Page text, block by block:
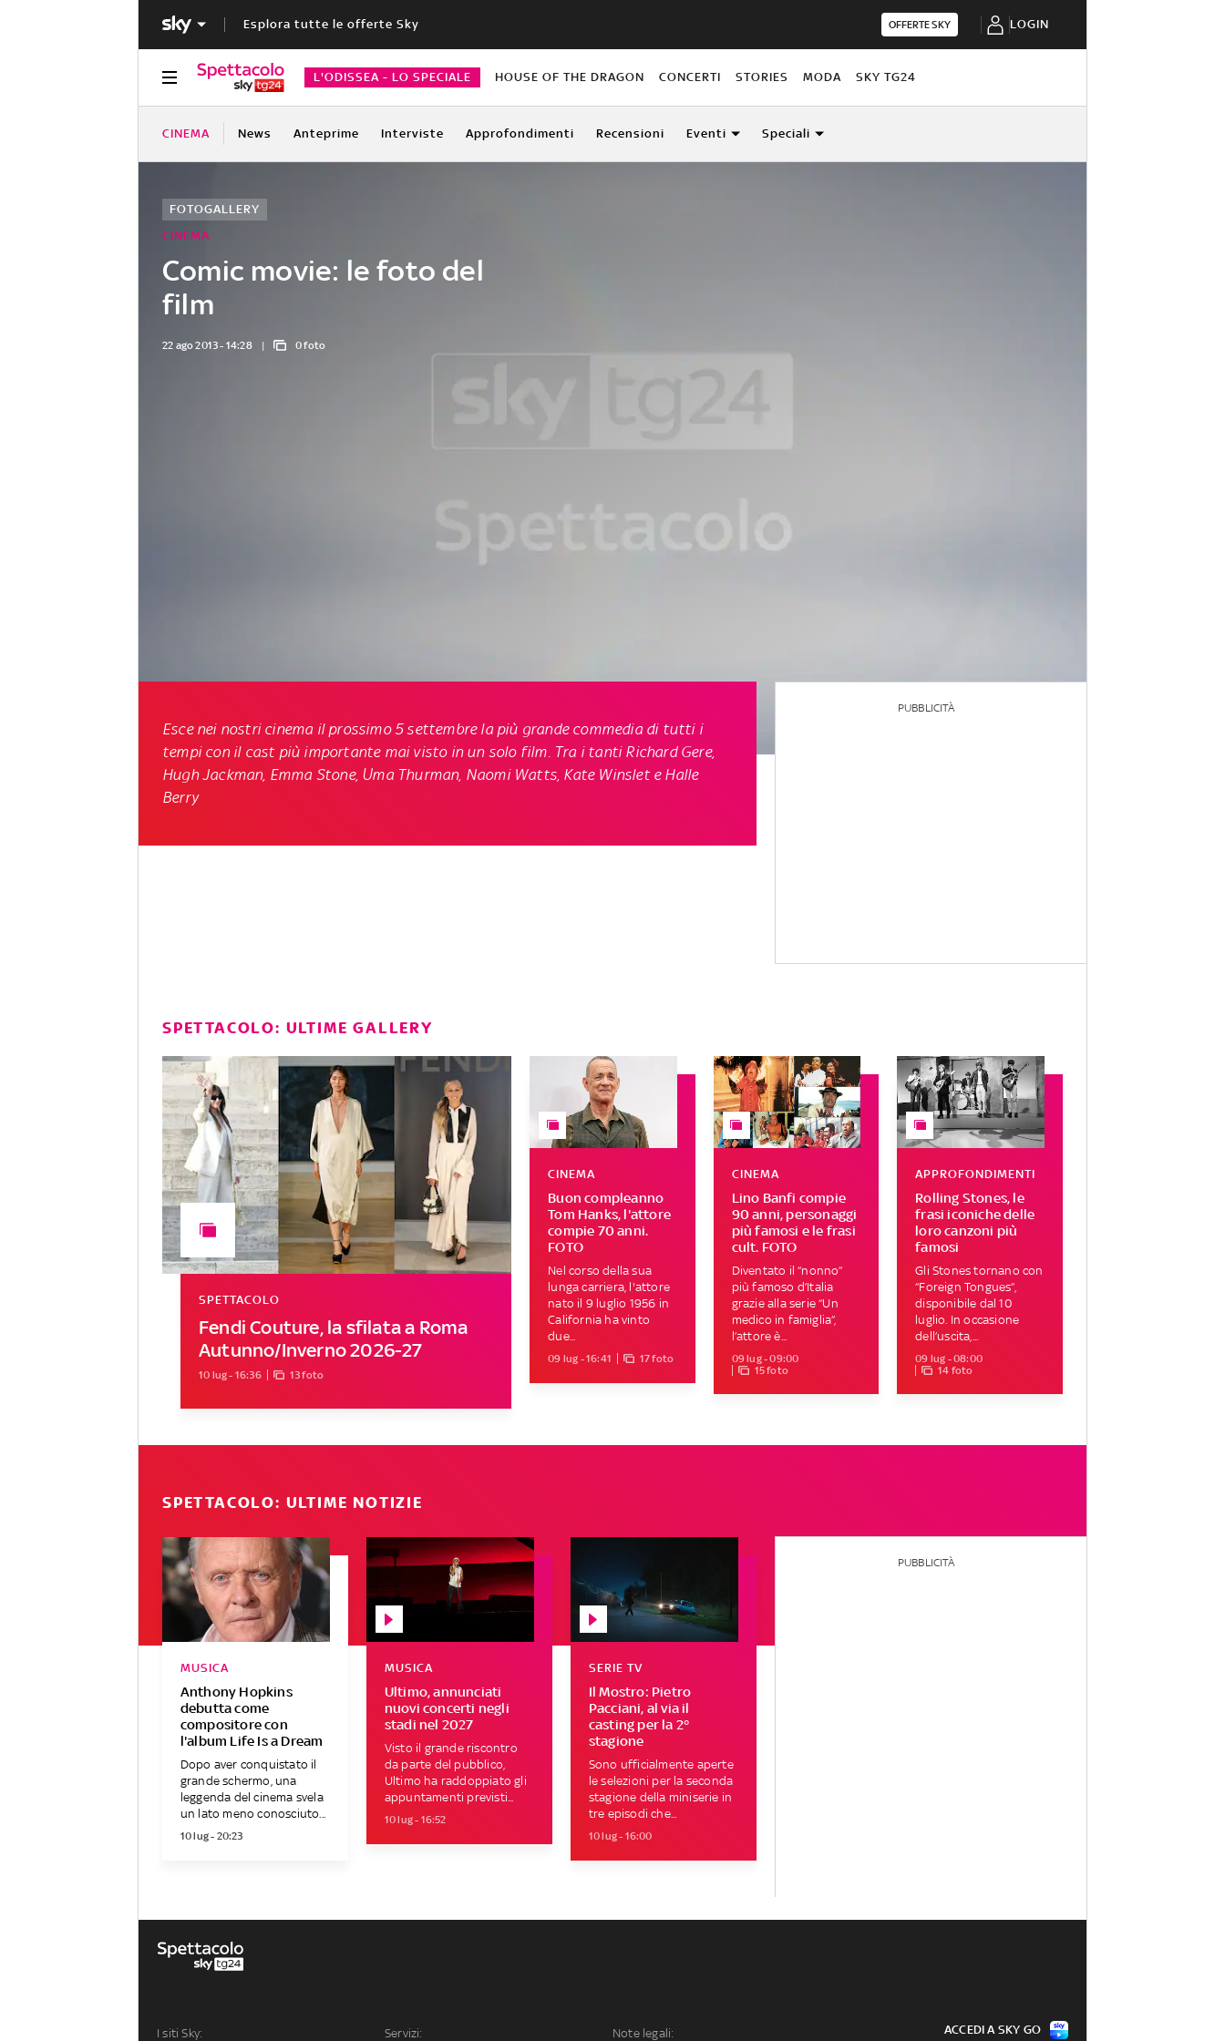
Esplora tutte le offerte Sky OFFERTE SKY LOGIN
L'ODISSEA - LO SPECIALE HOUSE OF THE DRAGON CONCERTI STORIES MODA SKY TG24
CINEMA News Anteprime Interviste Approfondimenti Recensioni Eventi Speciali
Comic movie: le foto del
film
CINEMA
FOTOGALLERY
22 ago 2013 - 14:28 0 foto
Esce nei nostri cinema il prossimo 5 settembre la più grande commedia di tutti i
tempi con il cast più importante mai visto in un solo film. Tra i tanti Richard Gere,
Hugh Jackman, Emma Stone, Uma Thurman, Naomi Watts, Kate Winslet e Halle
Berry
PUBBLICITÀ
SPETTACOLO: ULTIME GALLERY
Fendi Couture, la sfilata a Roma
Autunno/Inverno 2026-27
SPETTACOLO
10 lug - 16:36 13 foto
Buon compleanno
Tom Hanks, l'attore
compie 70 anni.
FOTO
CINEMA
Nel corso della sua
lunga carriera, l'attore
nato il 9 luglio 1956 in
California ha vinto
due...
09 lug - 16:41 17 foto
Lino Banfi compie
90 anni, personaggi
più famosi e le frasi
cult. FOTO
CINEMA
Diventato il “nonno”
più famoso d’Italia
grazie alla serie “Un
medico in famiglia”,
l’attore è...
09 lug - 09:00
15 foto
Rolling Stones, le
frasi iconiche delle
loro canzoni più
famosi
APPROFONDIMENTI
Gli Stones tornano con
“Foreign Tongues”,
disponibile dal 10
luglio. In occasione
dell’uscita,...
09 lug - 08:00
14 foto
SPETTACOLO: ULTIME NOTIZIE
Anthony Hopkins
debutta come
compositore con
l'album Life Is a Dream
MUSICA
Dopo aver conquistato il
grande schermo, una
leggenda del cinema svela
un lato meno conosciuto...
10 lug - 20:23
Ultimo, annunciati
nuovi concerti negli
stadi nel 2027
MUSICA
Visto il grande riscontro
da parte del pubblico,
Ultimo ha raddoppiato gli
appuntamenti previsti...
10 lug - 16:52
Il Mostro: Pietro
Pacciani, al via il
casting per la 2°
stagione
SERIE TV
Sono ufficialmente aperte
le selezioni per la seconda
stagione della miniserie in
tre episodi che...
10 lug - 16:00
PUBBLICITÀ
I siti Sky: Servizi: Note legali: ACCEDI A SKY GO